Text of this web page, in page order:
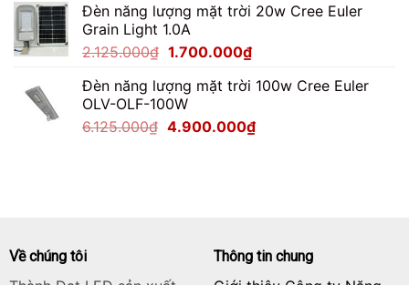
là:
2.750.000₫.
tại
Đèn năng lượng mặt trời 20w Cree Euler
Grain Light 1.0A
2.125.000₫ Giá
là:
2.125.000₫.
1.700.000₫Giá
tại
1.700.000₫.
Đèn năng lượng mặt trời 100w Cree Euler
OLV-OLF-100W
6.125.000₫ Giá
4.900.000₫Giá
Về chúng tôi Thông tin chung